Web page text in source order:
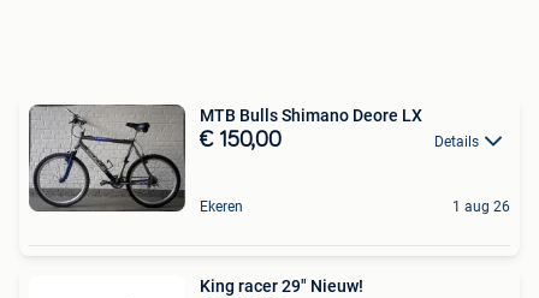
MTB Bulls Shimano Deore LX
€ 150,00 Details
Ekeren 1 aug 26
King racer 29" Nieuw!